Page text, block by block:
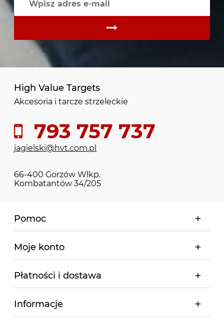
High Value Targets
Akcesoria i tarcze strzeleckie
793 757 737
jagielski@hvt.com.pl
66-400 Gorzów Wlkp.
Kombatantów 34/205
Pomoc
Moje konto
Płatności i dostawa
Informacje